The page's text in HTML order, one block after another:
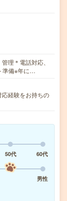
理＊電話対応、
準備※年に…
経験をお持ちの
50代
60代
男性